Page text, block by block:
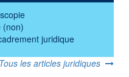
(non)
juridique
Tous les articles juridiques